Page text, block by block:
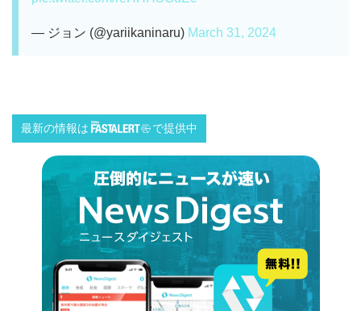
— ジョン (@yariikaninaru) March 31, 2024
最新の情報は で提供中